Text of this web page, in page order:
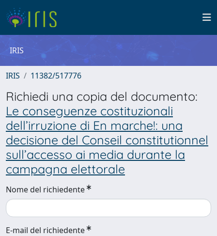
IRIS
IRIS 11382/517776
Richiedi una copia del documento:
Le conseguenze costituzionali
dell’irruzione di En marche!: una
decisione del Conseil constitutionnel
sull’accesso ai media durante la
campagna elettorale
Nome del richiedente
E-mail del richiedente